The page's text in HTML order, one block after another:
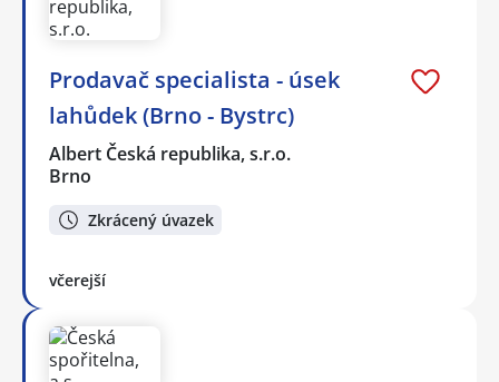
Prodavač specialista - úsek
lahůdek (Brno - Bystrc)
Albert Česká republika, s.r.o.
Brno
Zkrácený úvazek
včerejší